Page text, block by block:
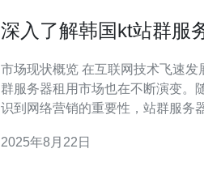
深入了解韩国kt站群服
市场现状概览 在互联网技术飞速发
群服务器租用市场也在不断演变。
识到网络营销的重要性，站群服务
遇。 以下是本篇文章的三个精华要点： 市场需求激增，租
2025年8月22日